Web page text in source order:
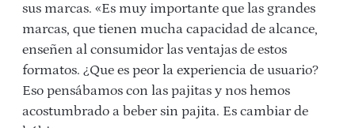
sus marcas. «Es muy importante que las grandes
marcas, que tienen mucha capacidad de alcance,
enseñen al consumidor las ventajas de estos
formatos. ¿Que es peor la experiencia de usuario?
Eso pensábamos con las pajitas y nos hemos
acostumbrado a beber sin pajita. Es cambiar de